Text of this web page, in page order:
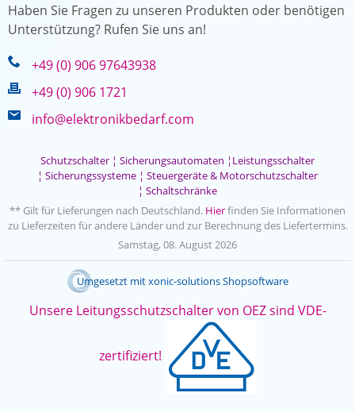
Haben Sie Fragen zu unseren Produkten oder benötigen
Unterstützung? Rufen Sie uns an!
+49 (0) 906 97643938
+49 (0) 906 1721
info@elektronikbedarf.com
Schutzschalter ¦ Sicherungsautomaten ¦ Leistungsschalter
¦ Sicherungssysteme ¦ Steuergeräte & Motorschutzschalter
¦ Schaltschränke
** Gilt für Lieferungen nach Deutschland. Hierfinden Sie Informationen
zu Lieferzeiten für andere Länder und zur Berechnung des Liefertermins.
Samstag, 08. August 2026
Umgesetzt mitxonic-solutions Shopsoftware
Unsere Leitungsschutzschalter von OEZ sind VDE-
zertifiziert!